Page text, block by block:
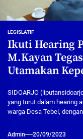
LEGISLATIF
Ikuti Hearing
M.Kayan
Utamakan
SIDOARJO
yang turut dalam hearing
warga Desa Tebel,
Admin 20/09/2023